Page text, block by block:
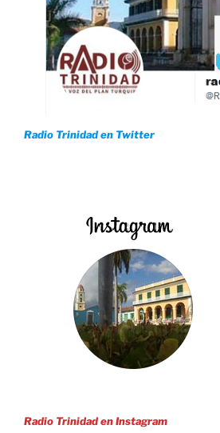
Radio Trinidad en Twitter
Radio Trinidad en Instagram